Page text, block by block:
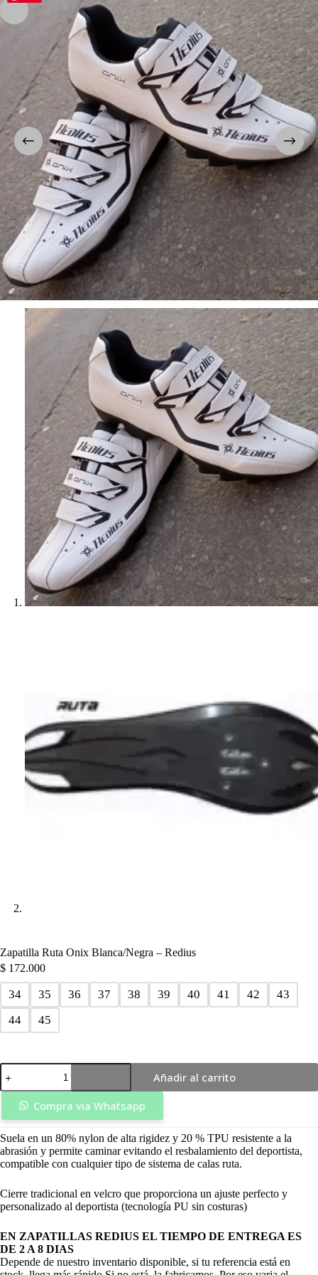
Zapatilla Ruta Onix Blanca/Negra – Redius
$ 172.000
34 35 36 37 38 39 40 41 42
43
44
45
Zapatilla
Ruta
Onix
Blanca/Negra
-
cantidad
Añadir al carrito
Compra via Whatsapp
Suela en un 80% nylon de alta rigidez y 20 % TPU resistente a la
abrasión y permite caminar evitando el resbalamiento del deportista,
compatible con cualquier tipo de sistema de calas ruta.
Cierre tradicional en velcro que proporciona un ajuste perfecto y
personalizado al deportista (tecnología PU sin costuras)
EN ZAPATILLAS REDIUS EL TIEMPO DE ENTREGA ES
DE 2 A 8 DIAS
Depende de nuestro inventario disponible, si tu referencia está en